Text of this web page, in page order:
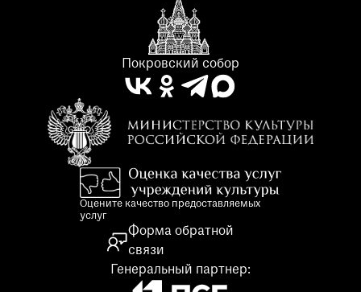
Покровский собор
Генеральный партнер:
Оцените качество предоставляемых
услуг
Форма обратной
связи